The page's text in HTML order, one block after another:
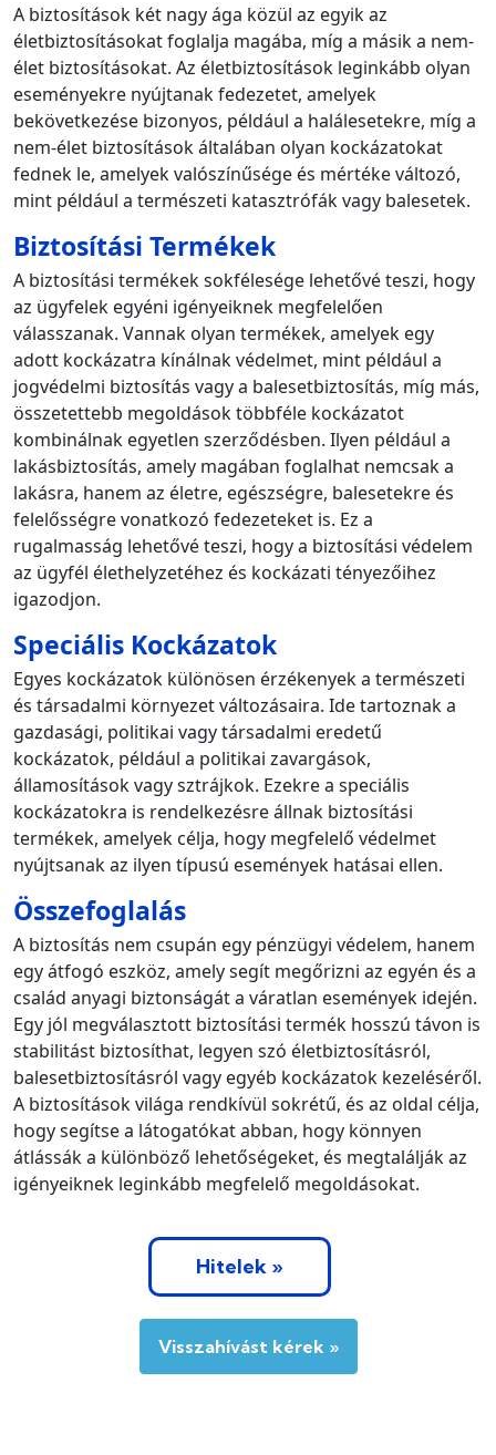
A biztosítások két nagy ága közül az egyik az
életbiztosításokat foglalja magába, míg a másik a nem-
élet biztosításokat. Az életbiztosítások leginkább olyan
eseményekre nyújtanak fedezetet, amelyek
bekövetkezése bizonyos, például a halálesetekre, míg a
nem-élet biztosítások általában olyan kockázatokat
fednek le, amelyek valószínűsége és mértéke változó,
mint például a természeti katasztrófák vagy balesetek.
Biztosítási Termékek
A biztosítási termékek sokfélesége lehetővé teszi, hogy
az ügyfelek egyéni igényeiknek megfelelően
válasszanak. Vannak olyan termékek, amelyek egy
adott kockázatra kínálnak védelmet, mint például a
jogvédelmi biztosítás vagy a balesetbiztosítás, míg más,
összetettebb megoldások többféle kockázatot
kombinálnak egyetlen szerződésben. Ilyen például a
lakásbiztosítás, amely magában foglalhat nemcsak a
lakásra, hanem az életre, egészségre, balesetekre és
felelősségre vonatkozó fedezeteket is. Ez a
rugalmasság lehetővé teszi, hogy a biztosítási védelem
az ügyfél élethelyzetéhez és kockázati tényezőihez
igazodjon.
Speciális Kockázatok
Egyes kockázatok különösen érzékenyek a természeti
és társadalmi környezet változásaira. Ide tartoznak a
gazdasági, politikai vagy társadalmi eredetű
kockázatok, például a politikai zavargások,
államosítások vagy sztrájkok. Ezekre a speciális
kockázatokra is rendelkezésre állnak biztosítási
termékek, amelyek célja, hogy megfelelő védelmet
nyújtsanak az ilyen típusú események hatásai ellen.
Összefoglalás
A biztosítás nem csupán egy pénzügyi védelem, hanem
egy átfogó eszköz, amely segít megőrizni az egyén és a
család anyagi biztonságát a váratlan események idején.
Egy jól megválasztott biztosítási termék hosszú távon is
stabilitást biztosíthat, legyen szó életbiztosításról,
balesetbiztosításról vagy egyéb kockázatok kezeléséről.
A biztosítások világa rendkívül sokrétű, és az oldal célja,
hogy segítse a látogatókat abban, hogy könnyen
átlássák a különböző lehetőségeket, és megtalálják az
igényeiknek leginkább megfelelő megoldásokat.
Hitelek »
Visszahívást kérek »